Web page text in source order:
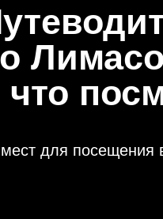
что
для посещения